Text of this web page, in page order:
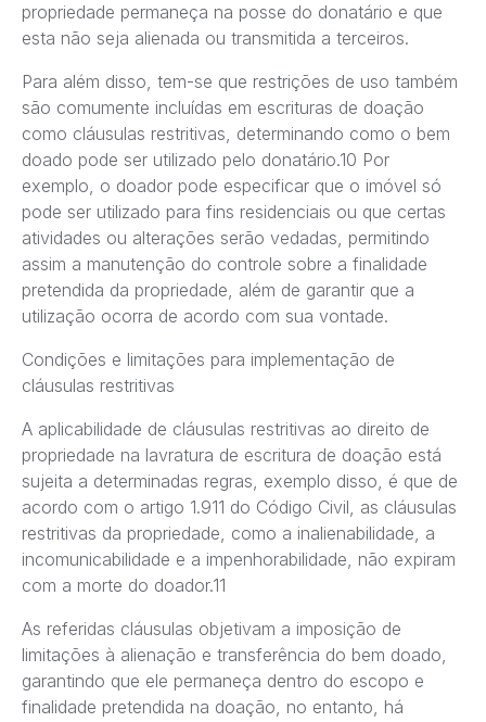
propriedade permaneça na posse do donatário e que
esta não seja alienada ou transmitida a terceiros.
Para além disso, tem-se que restrições de uso também
são comumente incluídas em escrituras de doação
como cláusulas restritivas, determinando como o bem
doado pode ser utilizado pelo donatário.10 Por
exemplo, o doador pode especificar que o imóvel só
pode ser utilizado para fins residenciais ou que certas
atividades ou alterações serão vedadas, permitindo
assim a manutenção do controle sobre a finalidade
pretendida da propriedade, além de garantir que a
utilização ocorra de acordo com sua vontade.
Condições e limitações para implementação de
cláusulas restritivas
A aplicabilidade de cláusulas restritivas ao direito de
propriedade na lavratura de escritura de doação está
sujeita a determinadas regras, exemplo disso, é que de
acordo com o artigo 1.911 do Código Civil, as cláusulas
restritivas da propriedade, como a inalienabilidade, a
incomunicabilidade e a impenhorabilidade, não expiram
com a morte do doador.11
As referidas cláusulas objetivam a imposição de
limitações à alienação e transferência do bem doado,
garantindo que ele permaneça dentro do escopo e
finalidade pretendida na doação, no entanto, há